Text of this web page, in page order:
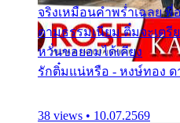
จริงเหมือนคำพร่ำเฉลย
ตามธรรมเนียม ติ๋มจะเตรี
หวั่นขอยอมได้เคียง
รักติ๋มแน่หรือ - หงษ์ทอง ด
38 views • 10.07.2569